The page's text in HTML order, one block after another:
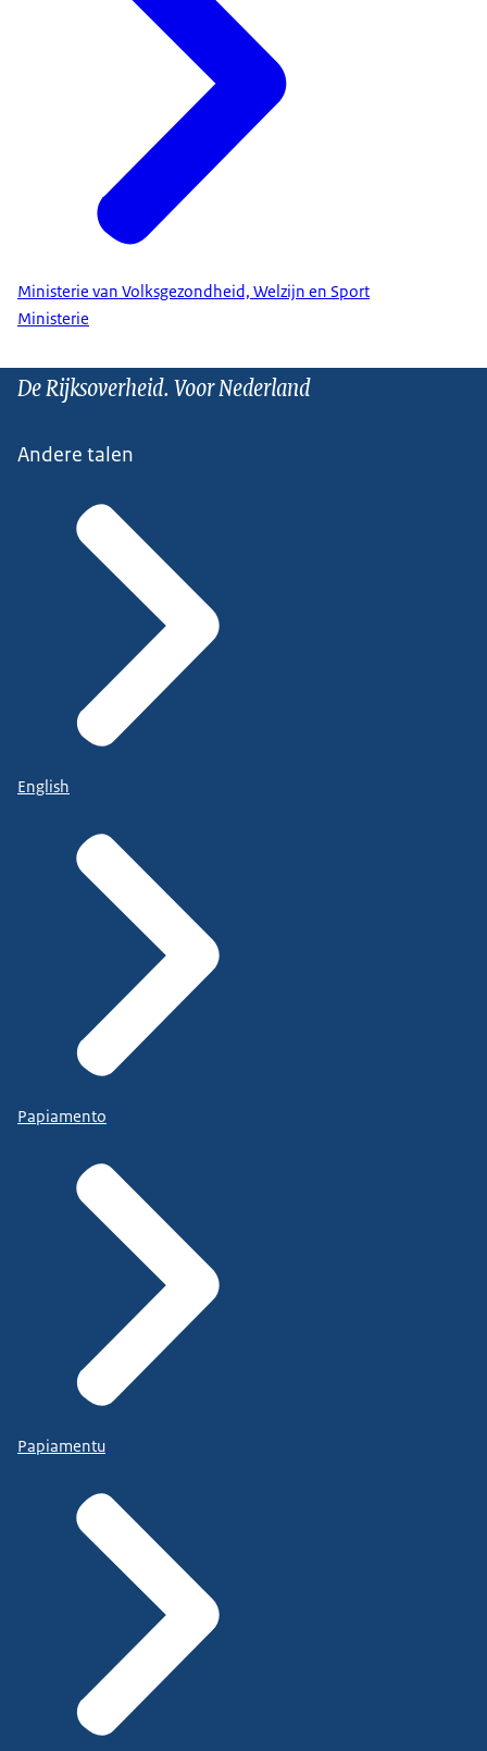
Ministerie van Volksgezondheid, Welzijn en Sport
Ministerie
De Rijksoverheid. Voor Nederland
Andere talen
English
Papiamento
Papiamentu